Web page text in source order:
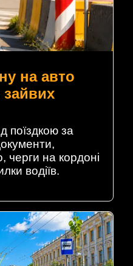
на авто
зайвих
поїздкою за
черги на кордоні
водіїв.